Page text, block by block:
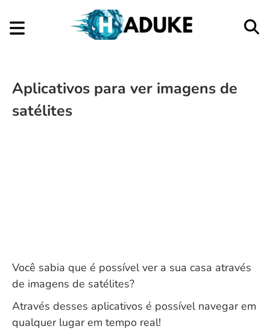
Aplicativos para ver imagens de
satélites
Você sabia que é possível ver a sua casa através
de imagens de satélites?
Através desses aplicativos é possível navegar em
qualquer lugar em tempo real!